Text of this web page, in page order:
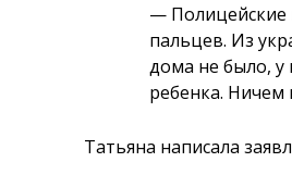
— Полицейские
пальцев. Из
дома не было, у
ребенка. Ничем
Татьяна написала